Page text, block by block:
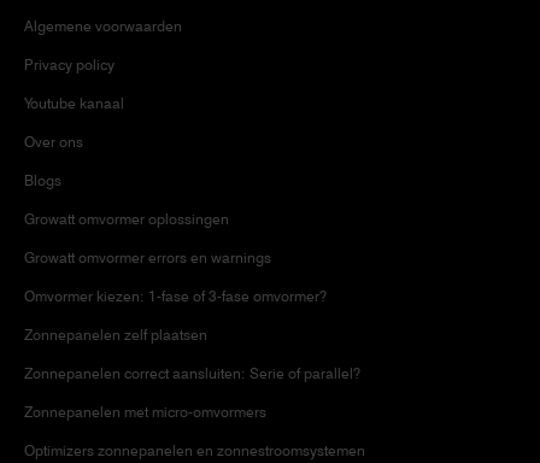
Algemene voorwaarden
Privacy policy
Youtube kanaal
Over ons
Blogs
Growatt omvormer oplossingen
Growatt omvormer errors en warnings
Omvormer kiezen: 1-fase of 3-fase omvormer?
Zonnepanelen zelf plaatsen
Zonnepanelen correct aansluiten: Serie of parallel?
Zonnepanelen met micro-omvormers
Optimizers zonnepanelen en zonnestroomsystemen